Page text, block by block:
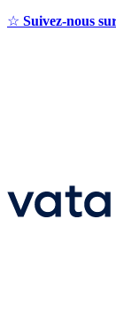
☆ Suivez-nous